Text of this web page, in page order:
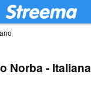
Norba - Italiana